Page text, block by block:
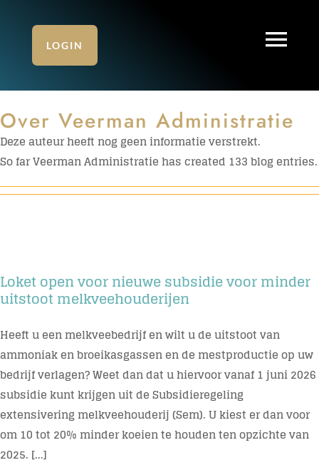
LOGIN
Diensten: zakelijk
Online Administratie
Over ons
Contact
Over Veerman Administratie
Deze auteur heeft nog geen informatie verstrekt.
So far Veerman Administratie has created 133 blog entries.
Loket open voor nieuwe subsidie voor minder
uitstoot melkveehouderijen
Heeft u een melkveebedrijf en wilt u de uitstoot van
ammoniak en broeikasgassen en de mestproductie op uw
bedrijf verlagen? Weet dan dat u hiervoor vanaf 1 juni 2026
subsidie kunt krijgen uit de Subsidieregeling
extensivering melkveehouderij (Sem). U kiest er dan voor
om 10 tot 20% minder koeien te houden ten opzichte van
2025. [...]